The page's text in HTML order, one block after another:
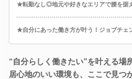
★転勤なし◎地元や好きなエリアで腰を据
★自分にあった働き方が叶う！ジョブチェ
“自分らしく働きたい”を叶える場
居心地のいい環境も、ここで見つ